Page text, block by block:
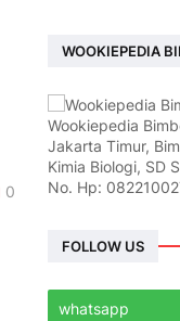
0
WOOKIEPEDIA
Wookiepedia
Jakarta Timur,
Kimia Biologi, SD
No. Hp:
FOLLOW US
whatsapp